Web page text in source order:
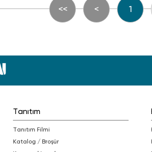
<< < 1
Tanıtım
Tanıtım Filmi
Katalog / Broşür